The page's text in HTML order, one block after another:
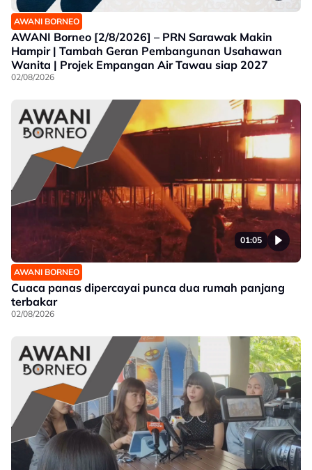
AWANI BORNEO
AWANI Borneo [2/8/2026] – PRN Sarawak Makin
Hampir | Tambah Geran Pembangunan Usahawan
Wanita | Projek Empangan Air Tawau siap 2027
02/08/2026
01:05
AWANI BORNEO
Cuaca panas dipercayai punca dua rumah panjang
terbakar
02/08/2026